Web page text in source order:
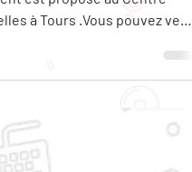
gratuit, anonyme et
venir
avec une professionnelle
sujets tels que : famille,
administratives,
isolement ou conflits. 📅